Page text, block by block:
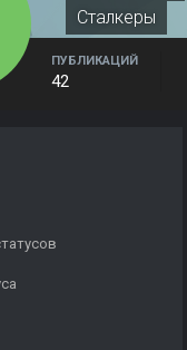
Сталкеры
ПУБЛИКАЦИЙ
42